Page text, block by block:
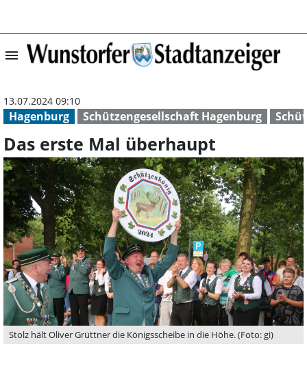
menu Das erste Mal
Hagenburg Schützengesellschaft Hagenburg
13.07.2024 09:10
Das erste Mal überhaupt
Stolz hält Oliver Grüttner die Königsscheibe in die Höhe. (Foto: gi)